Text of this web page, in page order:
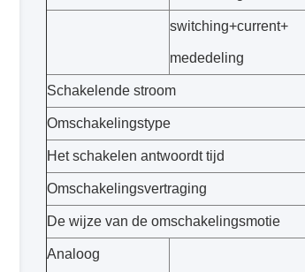
switching+current+
mededeling
Schakelende stroom
Omschakelingstype
Het schakelen antwoordt tijd
Omschakelingsvertraging
De wijze van de omschakelingsmotie
Analoog